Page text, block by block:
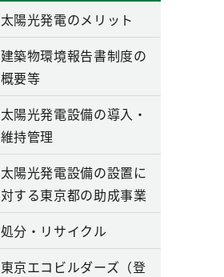
太陽光発電のメリット
建築物環境報告書制度の
概要等
太陽光発電設備の導入・
維持管理
太陽光発電設備の設置に
対する東京都の助成事業
処分・リサイクル
東京エコビルダーズ（登